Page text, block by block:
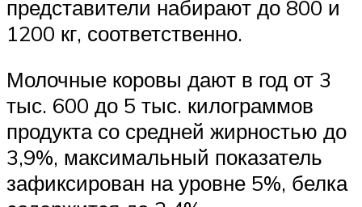
представители набирают до 800 и
1200 кг, соответственно.
Молочные коровы дают в год от 3
тыс. 600 до 5 тыс. килограммов
продукта со средней жирностью до
3,9%, максимальный показатель
зафиксирован на уровне 5%, белка